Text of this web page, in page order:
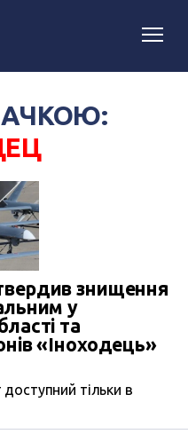
знищення
у
та
«Іноходець»
тільки в